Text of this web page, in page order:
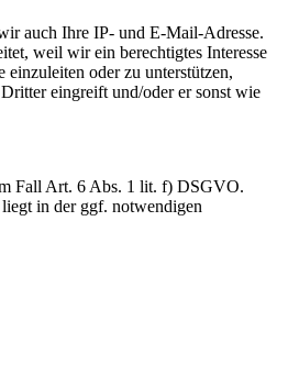
auch Ihre IP- und E-Mail-Adresse.
weil wir ein berechtigtes Interesse
einzuleiten oder zu unterstützen,
eingreift und/oder er sonst wie
Fall Art. 6 Abs. 1 lit. f) DSGVO.
in der ggf. notwendigen